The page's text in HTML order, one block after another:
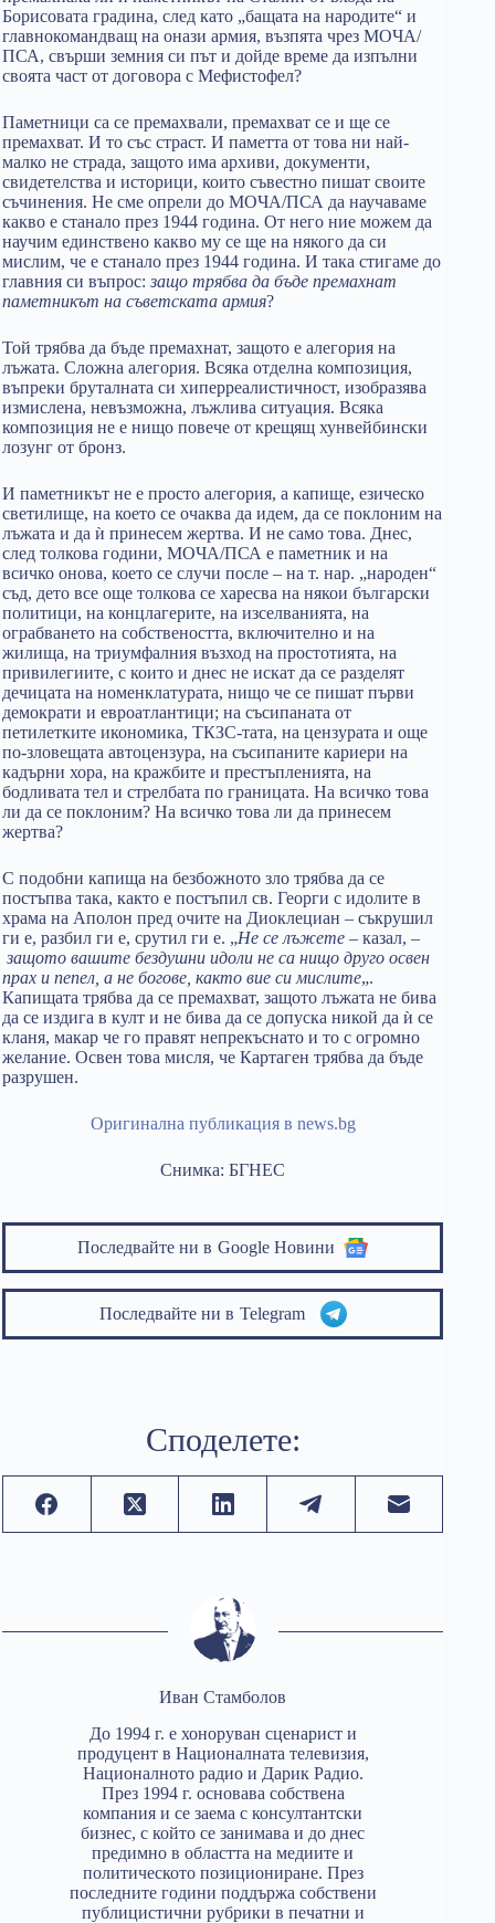
Борисовата градина, след като „бащата на народите“ и
главнокомандващ на онази армия, възпята чрез МОЧА/
ПСА, свърши земния си път и дойде време да изпълни
своята част от договора с Мефистофел?
Паметници са се премахвали, премахват се и ще се
премахват. И то със страст. И паметта от това ни най-
малко не страда, защото има архиви, документи,
свидетелства и историци, които съвестно пишат своите
съчинения. Не сме опрели до МОЧА/ПСА да научаваме
какво е станало през 1944 година. От него ние можем да
научим единствено какво му се ще на някого да си
мислим, че е станало през 1944 година. И така стигаме до
главния си въпрос: защо трябва да бъде премахнат
паметникът на съветската армия?
Той трябва да бъде премахнат, защото е алегория на
лъжата. Сложна алегория. Всяка отделна композиция,
въпреки бруталната си хиперреалистичност, изобразява
измислена, невъзможна, лъжлива ситуация. Всяка
композиция не е нищо повече от крещящ хунвейбински
лозунг от бронз.
И паметникът не е просто алегория, а капище, езическо
светилище, на което се очаква да идем, да се поклоним на
лъжата и да ѝ принесем жертва. И не само това. Днес,
след толкова години, МОЧА/ПСА e паметник и на
всичко онова, което се случи после – на т. нар. „народен“
съд, дето все още толкова се харесва на някои български
политици, на концлагерите, на изселванията, на
ограбването на собствеността, включително и на
жилища, на триумфалния възход на простотията, на
привилегиите, с които и днес не искат да се разделят
дечицата на номенклатурата, нищо че се пишат първи
демократи и евроатлантици; на съсипаната от
петилетките икономика, ТКЗС-тата, на цензурата и още
по-зловещата автоцензура, на съсипаните кариери на
кадърни хора, на кражбите и престъпленията, на
бодливата тел и стрелбата по границата. На всичко това
ли да се поклоним? На всичко това ли да принесем
жертва?
С подобни капища на безбожното зло трябва да се
постъпва така, както е постъпил св. Георги с идолите в
храма на Аполон пред очите на Диоклециан – съкрушил
ги е, разбил ги е, срутил ги е. „Не се лъжете – казал, –
защото вашите бездушни идоли не са нищо друго освен
прах и пепел, а не богове, както вие си мислите„.
Капищата трябва да се премахват, защото лъжата не бива
да се издига в култ и не бива да се допуска никой да ѝ се
кланя, макар че го правят непрекъснато и то с огромно
желание. Освен това мисля, че Картаген трябва да бъде
разрушен.
Оригинална публикация в news.bg
Снимка: БГНЕС
Последвайте ни в Google Новини
Последвайте ни в Telegram
Споделете:
Иван Стамболов
До 1994 г. е хоноруван сценарист и
продуцент в Националната телевизия,
Националното радио и Дарик Радио.
През 1994 г. основава собствена
компания и се заема с консултантски
бизнес, с който се занимава и до днес
предимно в областта на медиите и
политическото позициониране. През
последните години поддържа собствени
публицистични рубрики в печатни и